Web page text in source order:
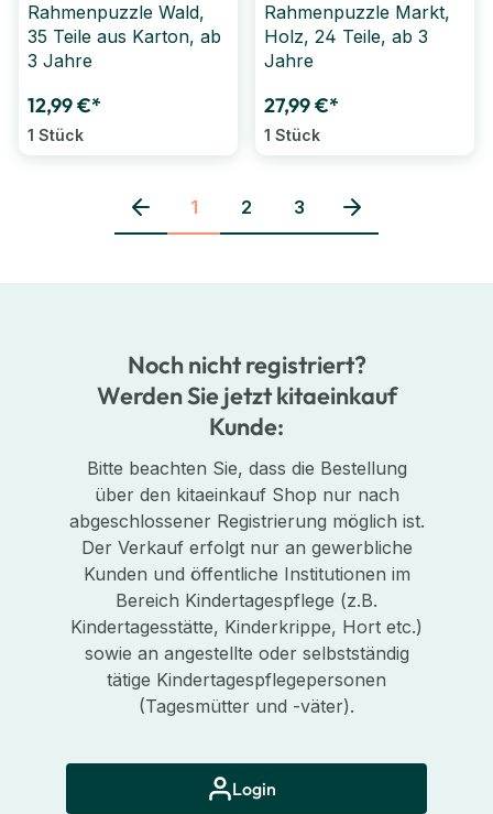
Rahmenpuzzle Wald,
35 Teile aus Karton, ab
3 Jahre
12,99 €*
1 Stück
Rahmenpuzzle Markt,
Holz, 24 Teile, ab 3
Jahre
27,99 €*
1 Stück
Seite
1 Seite
2 Seite
3
Noch nicht registriert?
Werden Sie jetzt kitaeinkauf
Kunde:
Bitte beachten Sie, dass die Bestellung
über den kitaeinkauf Shop nur nach
abgeschlossener Registrierung möglich ist.
Der Verkauf erfolgt nur an gewerbliche
Kunden und öffentliche Institutionen im
Bereich Kindertagespflege (z.B.
Kindertagesstätte, Kinderkrippe, Hort etc.)
sowie an angestellte oder selbstständig
tätige Kindertagespflegepersonen
(Tagesmütter und -väter).
Login